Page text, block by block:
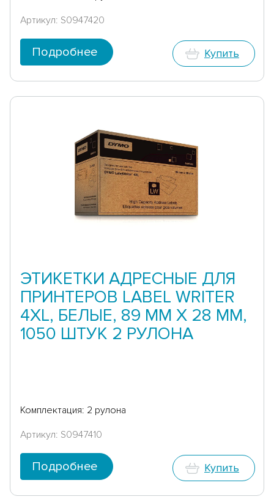
Артикул: S0947420
Подробнее Купить
ЭТИКЕТКИ АДРЕСНЫЕ ДЛЯ
ПРИНТЕРОВ LABEL WRITER
4XL, БЕЛЫЕ, 89 ММ X 28 ММ,
1050 ШТУК 2 РУЛОНА
Комплектация: 2 рулона
Артикул: S0947410
Подробнее Купить